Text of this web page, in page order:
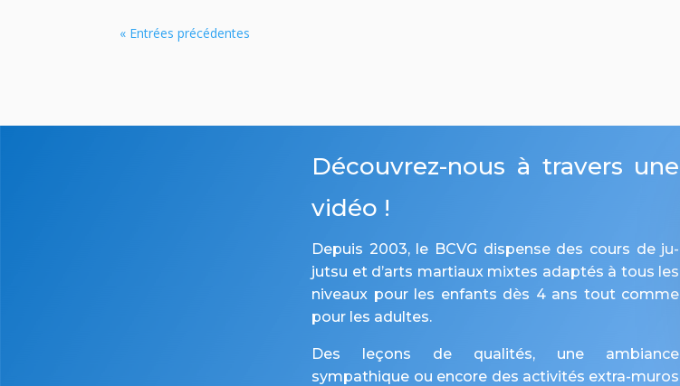
« Entrées précédentes
Découvrez-nous à travers une
vidéo !
Depuis 2003, le BCVG dispense des cours de ju-
jutsu et d’arts martiaux mixtes adaptés à tous les
niveaux pour les enfants dès 4 ans tout comme
pour les adultes.
Des leçons de qualités, une ambiance
sympathique ou encore des activités extra-muros